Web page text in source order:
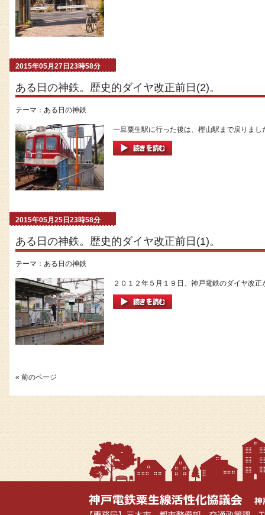
2015年05月27日23時58分
ある日の神鉄。歴史的ダイヤ改正前日(2)。
テーマ： ある日の神鉄
一旦粟生駅に行った後は、樫山駅まで戻りま
2015年05月25日23時58分
ある日の神鉄。歴史的ダイヤ改正前日(1)。
テーマ： ある日の神鉄
２０１２年５月１９日、神戸電鉄のダイヤ改
« 前のページ